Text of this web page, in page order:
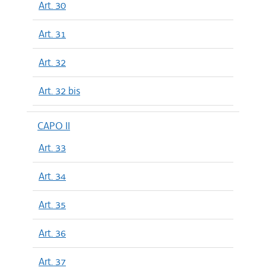
Art. 30
Art. 31
Art. 32
Art. 32 bis
CAPO II
Art. 33
Art. 34
Art. 35
Art. 36
Art. 37